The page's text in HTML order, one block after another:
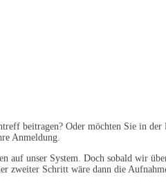
beitragen? Oder möchten Sie in
Anmeldung.
auf unser System. Doch sobald wir
zweiter Schritt wäre dann die